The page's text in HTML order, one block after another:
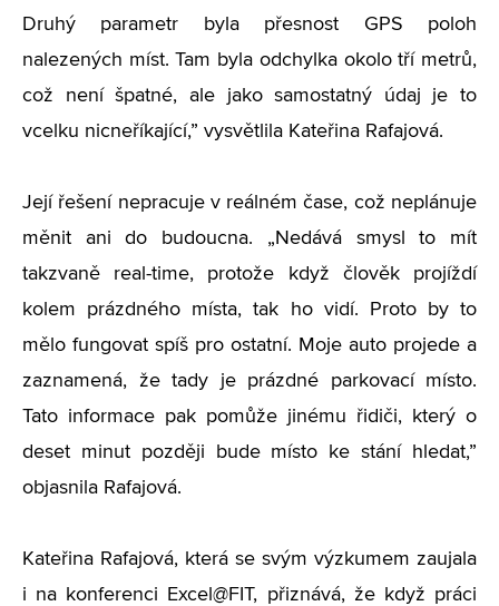
Druhý parametr byla přesnost GPS poloh
nalezených míst. Tam byla odchylka okolo tří metrů,
což není špatné, ale jako samostatný údaj je to
vcelku nicneříkající,” vysvětlila Kateřina Rafajová.
Její řešení nepracuje v reálném čase, což neplánuje
měnit ani do budoucna. „Nedává smysl to mít
takzvaně real-time, protože když člověk projíždí
kolem prázdného místa, tak ho vidí. Proto by to
mělo fungovat spíš pro ostatní. Moje auto projede a
zaznamená, že tady je prázdné parkovací místo.
Tato informace pak pomůže jinému řidiči, který o
deset minut později bude místo ke stání hledat,”
objasnila Rafajová.
Kateřina Rafajová, která se svým výzkumem zaujala
i na konferenci Excel@FIT, přiznává, že když práci